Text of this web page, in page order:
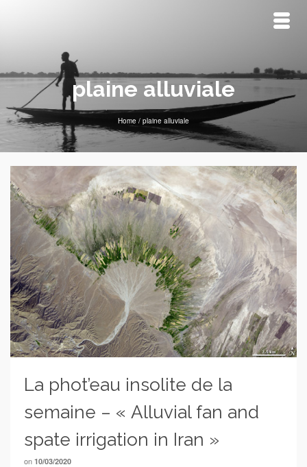
plaine alluviale
Home / plaine alluviale
La phot’eau insolite de la
semaine – « Alluvial fan and
spate irrigation in Iran »
on 10/03/2020